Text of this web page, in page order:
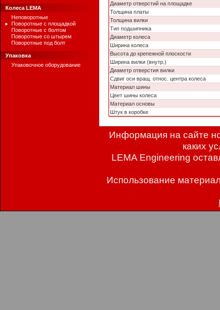
Колеса LEMA
Неповоротные
Поворотные с площадкой
Поворотные с болтом
Поворотные со штырем
Поворотные под болт
Упаковка
Упаковочное оборудование
Диаметр отверстий на площадке
Толщина платы
Толщина вилки
Тип подшипника
Диаметр колеса
Ширина колеса
Высота до крепежной плоскости
Ширина вилки (внутр.)
Диаметр отверстия вилки
Сдвиг оси вращ. относ. центра колеса
Материал шины
Цвет шины колеса
Материал основы
Штук в коробке
Информация на сайте
каких
LEMA Engineering
Использование